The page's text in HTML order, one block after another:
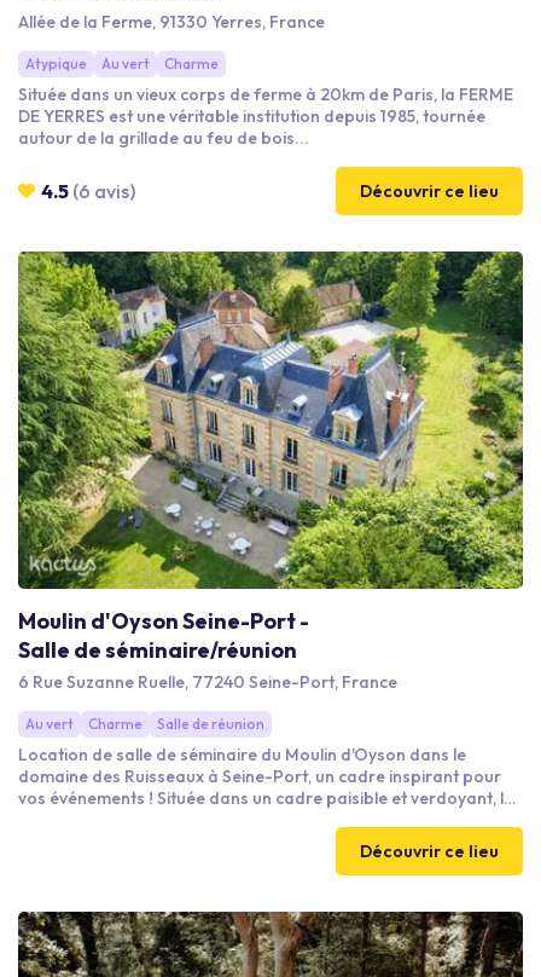
Allée de la Ferme, 91330 Yerres, France
Atypique Au vert Charme
Située dans un vieux corps de ferme à 20km de Paris, la FERME
DE YERRES est une véritable institution depuis 1985, tournée
autour de la grillade au feu de bois...
4.5 (6 avis) Découvrir ce lieu
Moulin d'Oyson Seine-Port -
Salle de séminaire/réunion
6 Rue Suzanne Ruelle, 77240 Seine-Port, France
Au vert Charme Salle de réunion
Location de salle de séminaire du Moulin d'Oyson dans le
domaine des Ruisseaux à Seine-Port, un cadre inspirant pour
vos événements ! Située dans un cadre paisible et verdoyant, la
séminaire idéale pour vos réunions, formations et événements
professionnels. Nichée au cœur d’un environnement naturel,
réunion privée .
Découvrir ce lieu